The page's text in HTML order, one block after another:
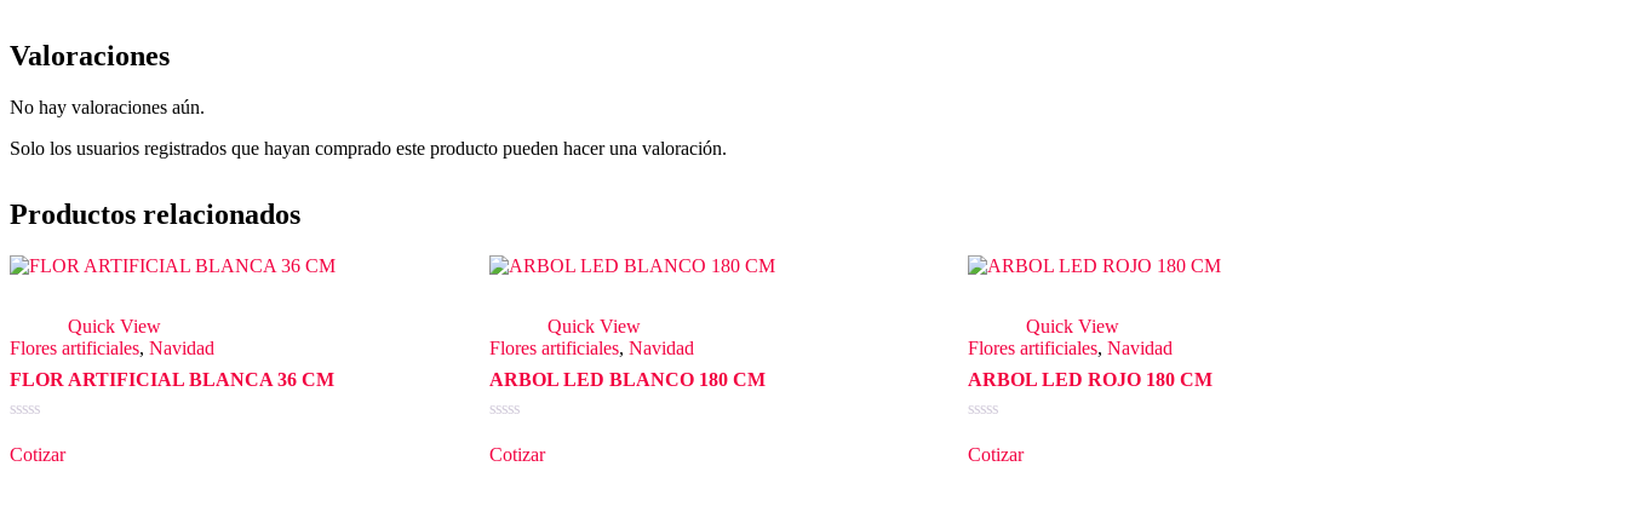
Valoraciones
No hay valoraciones aún.
Solo los usuarios registrados que hayan comprado este producto pueden hacer una valoración.
Productos relacionados
Quick View
Flores artificiales, Navidad
FLOR ARTIFICIAL BLANCA 36 CM
en
0
Cotizar
Quick View
Flores artificiales, Navidad
ARBOL LED BLANCO 180 CM
en
0
Cotizar
Quick View
Flores artificiales,Navidad
ARBOL LED ROJO 180 CM
en
0
Cotizar